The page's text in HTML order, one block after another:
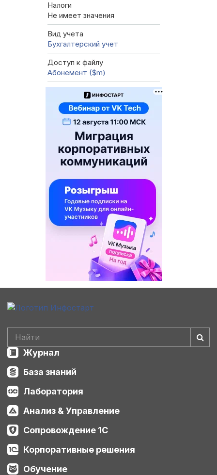
Налоги
Не имеет значения
Вид учета
Бухгалтерский учет
Доступ к файлу
Абонемент ($m)
Журнал
База знаний
Лаборатория
Анализ & Управление
Сопровождение 1С
Корпоративные решения
Обучение